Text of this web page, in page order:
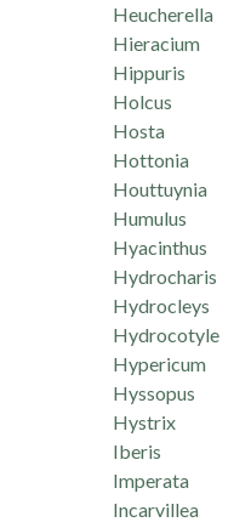
Heucherella
Hieracium
Hippuris
Holcus
Hosta
Hottonia
Houttuynia
Humulus
Hyacinthus
Hydrocharis
Hydrocleys
Hydrocotyle
Hypericum
Hyssopus
Hystrix
Iberis
Imperata
Incarvillea